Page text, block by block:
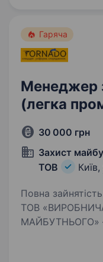
Гаряча
Менеджер
(легка
30 000 грн
Захист
ТОВ
Київ,
Повна
ТОВ
МАЙБУТНЬОГО»
на роботу